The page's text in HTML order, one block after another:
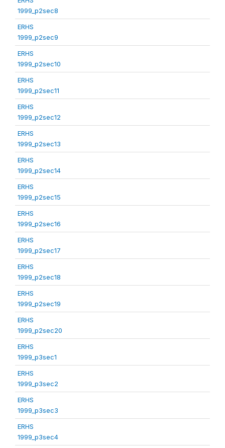
1999_p2sec8
ERHS
1999_p2sec9
ERHS
1999_p2sec10
ERHS
1999_p2sec11
ERHS
1999_p2sec12
ERHS
1999_p2sec13
ERHS
1999_p2sec14
ERHS
1999_p2sec15
ERHS
1999_p2sec16
ERHS
1999_p2sec17
ERHS
1999_p2sec18
ERHS
1999_p2sec19
ERHS
1999_p2sec20
ERHS
1999_p3sec1
ERHS
1999_p3sec2
ERHS
1999_p3sec3
ERHS
1999_p3sec4